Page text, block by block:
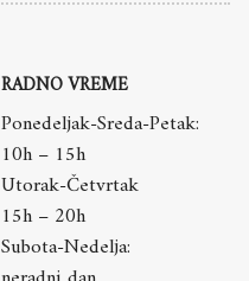
RADNO VREME
Ponedeljak-Sreda-Petak:
10h – 15h
Utorak-Četvrtak
15h – 20h
Subota-Nedelja: